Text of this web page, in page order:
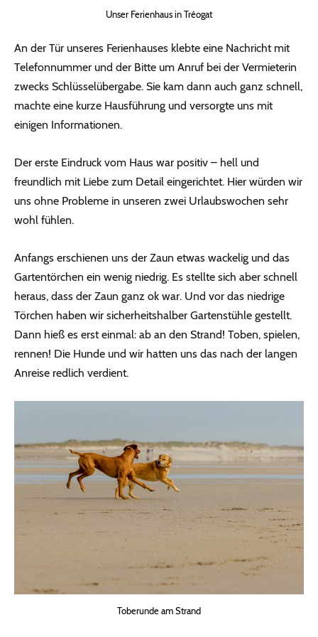
Unser Ferienhaus in Tréogat
An der Tür unseres Ferienhauses klebte eine Nachricht mit
Telefonnummer und der Bitte um Anruf bei der Vermieterin
zwecks Schlüsselübergabe. Sie kam dann auch ganz schnell,
machte eine kurze Hausführung und versorgte uns mit
einigen Informationen.
Der erste Eindruck vom Haus war positiv – hell und
freundlich mit Liebe zum Detail eingerichtet. Hier würden wir
uns ohne Probleme in unseren zwei Urlaubswochen sehr
wohl fühlen.
Anfangs erschienen uns der Zaun etwas wackelig und das
Gartentörchen ein wenig niedrig. Es stellte sich aber schnell
heraus, dass der Zaun ganz ok war. Und vor das niedrige
Törchen haben wir sicherheitshalber Gartenstühle gestellt.
Dann hieß es erst einmal: ab an den Strand! Toben, spielen,
rennen! Die Hunde und wir hatten uns das nach der langen
Anreise redlich verdient.
Toberunde am Strand